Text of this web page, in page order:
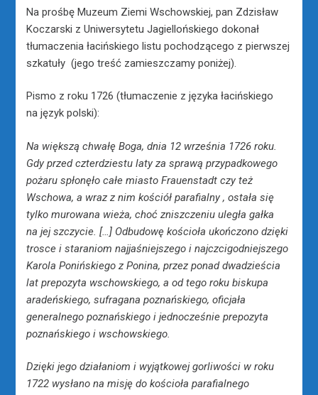
Na prośbę Muzeum Ziemi Wschowskiej, pan Zdzisław
Koczarski z Uniwersytetu Jagiellońskiego dokonał
tłumaczenia łacińskiego listu pochodzącego z pierwszej
szkatuły (jego treść zamieszczamy poniżej).
Pismo z roku 1726 (tłumaczenie z języka łacińskiego
na język polski):
Na większą chwałę Boga, dnia 12 września 1726 roku.
Gdy przed czterdziestu laty za sprawą przypadkowego
pożaru spłonęło całe miasto Frauenstadt czy też
Wschowa, a wraz z nim kościół parafialny , ostała się
tylko murowana wieża, choć zniszczeniu uległa gałka
na jej szczycie. […] Odbudowę kościoła ukończono dzięki
trosce i staraniom najjaśniejszego i najczcigodniejszego
Karola Ponińskiego z Ponina, przez ponad dwadzieścia
lat prepozyta wschowskiego, a od tego roku biskupa
aradeńskiego, sufragana poznańskiego, oficjała
generalnego poznańskiego i jednocześnie prepozyta
poznańskiego i wschowskiego.
Dzięki jego działaniom i wyjątkowej gorliwości w roku
1722 wysłano na misję do kościoła parafialnego